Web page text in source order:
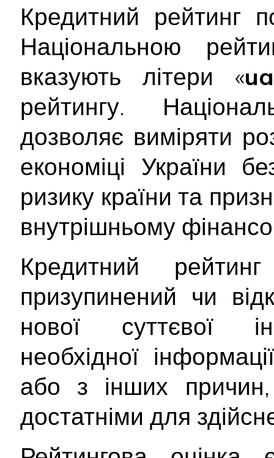
Кредитний рейтинг
Національною
вказують літери «ua
рейтингу.
дозволяє виміряти
економіці України
ризику країни та
внутрішньому
Кредитний
призупинений чи
нової суттєвої
необхідної
або з інших причин,
достатніми для